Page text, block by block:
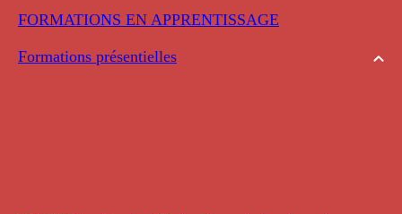
FORMATIONS EN APPRENTISSAGE
Formations présentielles